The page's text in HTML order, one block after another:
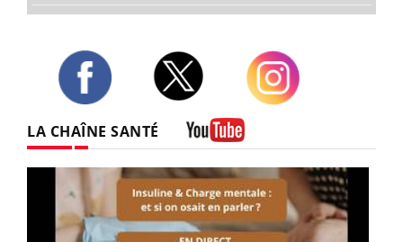
LA CHAÎNE SANTÉ